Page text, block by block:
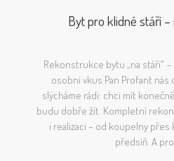
Byt pro klidné stáří
Rekonstrukce bytu „na stáří"
osobní vkus Pan Profant
slýcháme rádi: chci mít
budu dobře žít. Kompletní
i realizaci – od koupelny přes
předsíň. A